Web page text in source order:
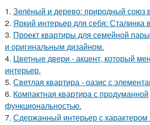
1. Зелёный и дерево: природный союз
2. Яркий интерьер для себя: Сталинка
3. Проект квартиры для семейной
и оригинальным дизайном.
4. Цветные двери - акцент, который
интерьер.
5. Светлая квартира - оазис с
6. Компактная квартира с продуманной
функциональностью.
7. Сдержанный интерьер с характером